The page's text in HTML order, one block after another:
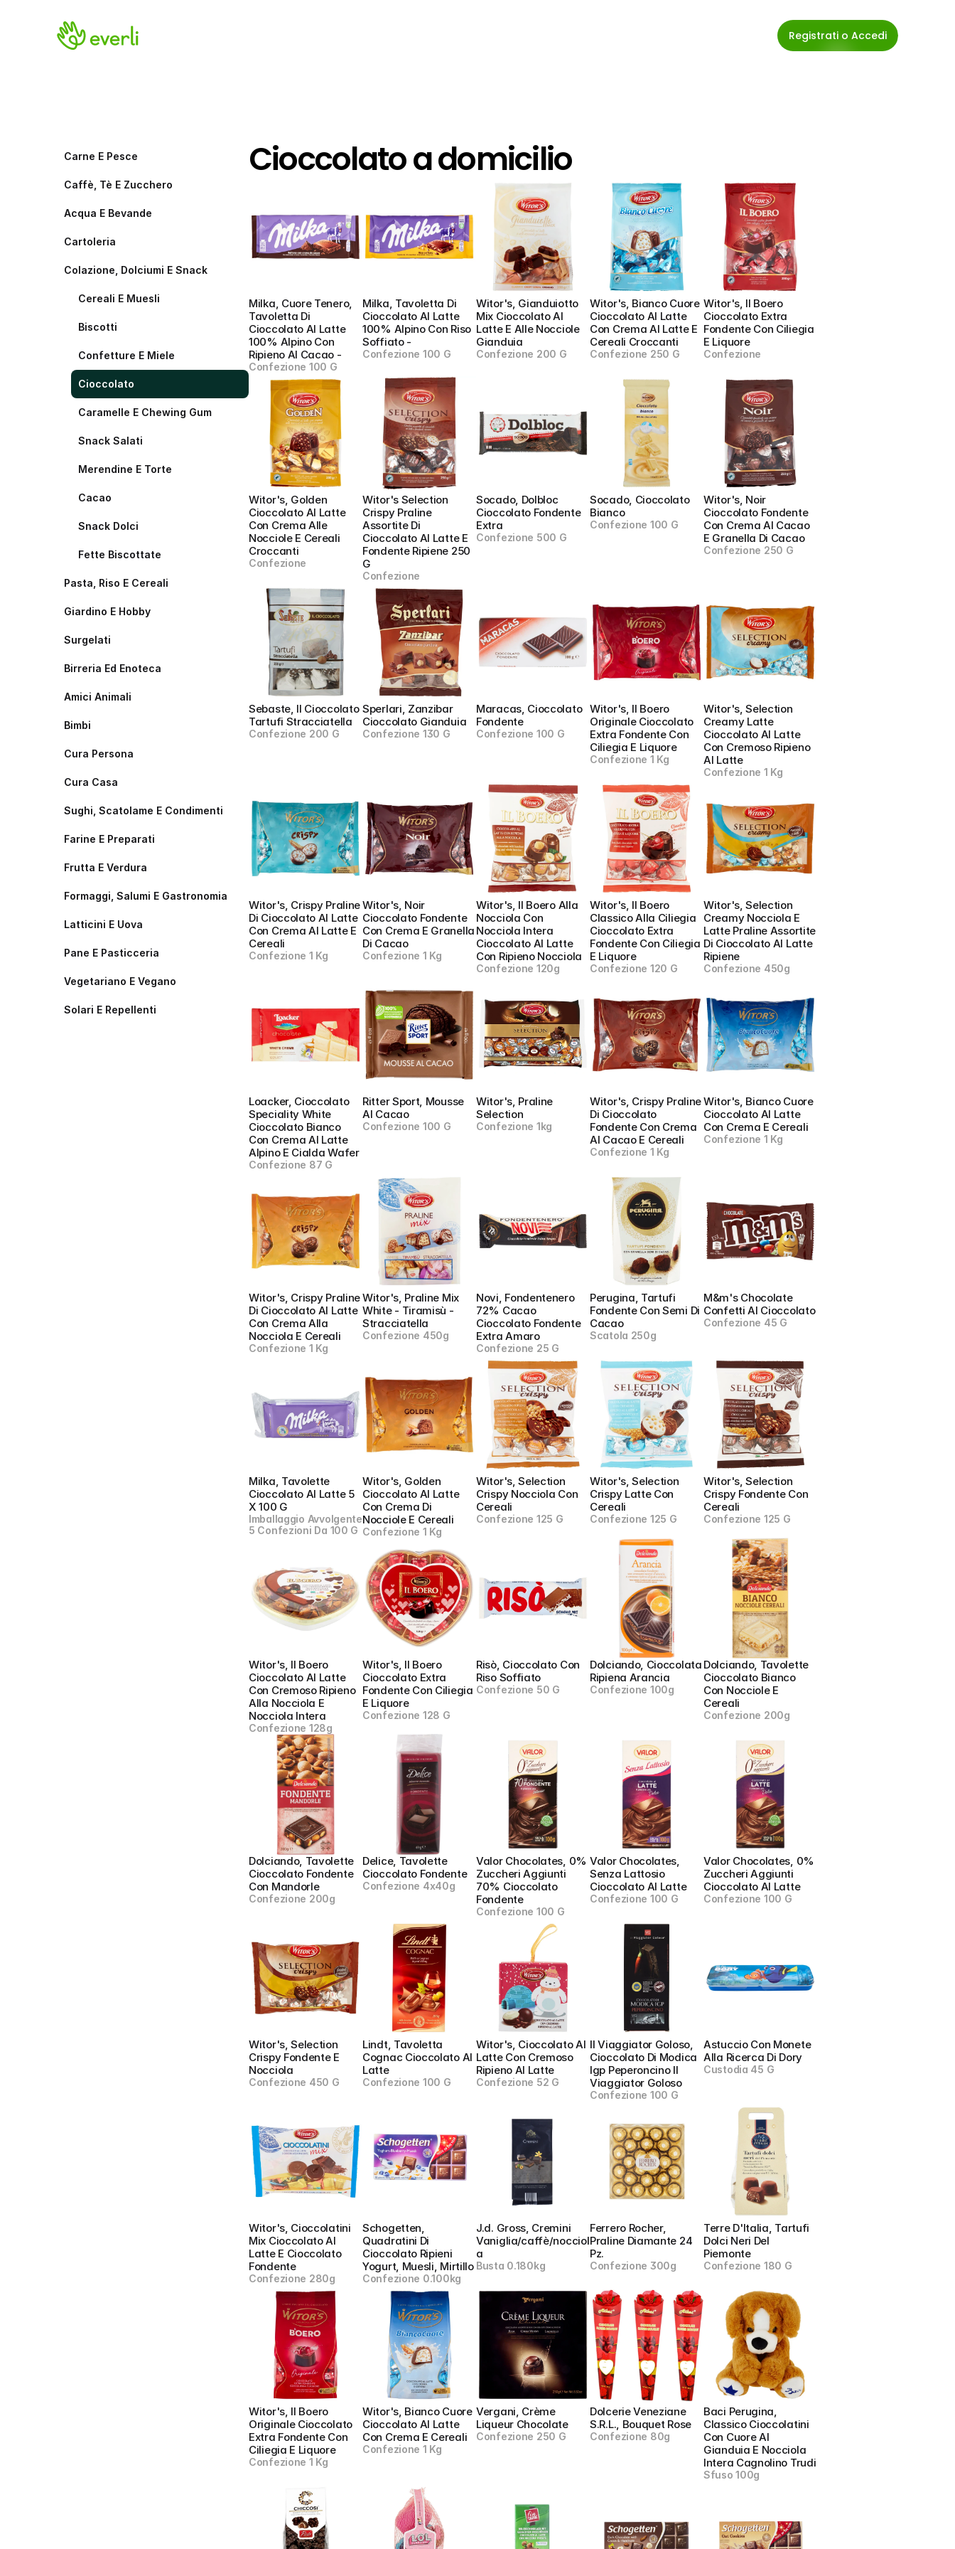
Registrati o Accedi
Carne E Pesce
Caffè, Tè E Zucchero
Acqua E Bevande
Cartoleria
Colazione, Dolciumi E Snack
Cereali E Muesli
Biscotti
Confetture E Miele
Cioccolato
Caramelle E Chewing Gum
Snack Salati
Merendine E Torte
Cacao
Snack Dolci
Fette Biscottate
Pasta, Riso E Cereali
Giardino E Hobby
Surgelati
Birreria Ed Enoteca
Amici Animali
Bimbi
Cura Persona
Cura Casa
Sughi, Scatolame E Condimenti
Farine E Preparati
Frutta E Verdura
Formaggi, Salumi E Gastronomia
Latticini E Uova
Pane E Pasticceria
Vegetariano E Vegano
Solari E Repellenti
Cioccolato a domicilio
Milka, Cuore Tenero,
Tavoletta Di
Cioccolato Al Latte
100% Alpino Con
Ripieno Al Cacao -
Confezione 100 G
Milka, Tavoletta Di
Cioccolato Al Latte
100% Alpino Con Riso
Soffiato -
Confezione 100 G
Witor's, Gianduiotto
Mix Cioccolato Al
Latte E Alle Nocciole
Gianduia
Confezione 200 G
Witor's, Bianco Cuore
Cioccolato Al Latte
Con Crema Al Latte E
Cereali Croccanti
Confezione 250 G
Witor's, Il Boero
Cioccolato Extra
Fondente Con Ciliegia
E Liquore
Confezione
Witor's, Golden
Cioccolato Al Latte
Con Crema Alle
Nocciole E Cereali
Croccanti
Confezione
Witor's Selection
Crispy Praline
Assortite Di
Cioccolato Al Latte E
Fondente Ripiene 250
G
Confezione
Socado, Dolbloc
Cioccolato Fondente
Extra
Confezione 500 G
Socado, Cioccolato
Bianco
Confezione 100 G
Witor's, Noir
Cioccolato Fondente
Con Crema Al Cacao
E Granella Di Cacao
Confezione 250 G
Sebaste, Il Cioccolato
Tartufi Stracciatella
Confezione 200 G
Sperlari, Zanzibar
Cioccolato Gianduia
Confezione 130 G
Maracas, Cioccolato
Fondente
Confezione 100 G
Witor's, Il Boero
Originale Cioccolato
Extra Fondente Con
Ciliegia E Liquore
Confezione 1 Kg
Witor's, Selection
Creamy Latte
Cioccolato Al Latte
Con Cremoso Ripieno
Al Latte
Confezione 1 Kg
Witor's, Crispy Praline
Di Cioccolato Al Latte
Con Crema Al Latte E
Cereali
Confezione 1 Kg
Witor's, Noir
Cioccolato Fondente
Con Crema E Granella
Di Cacao
Confezione 1 Kg
Witor's, Il Boero Alla
Nocciola Con
Nocciola Intera
Cioccolato Al Latte
Con Ripieno Nocciola
Confezione 120g
Witor's, Il Boero
Classico Alla Ciliegia
Cioccolato Extra
Fondente Con Ciliegia
E Liquore
Confezione 120 G
Witor's, Selection
Creamy Nocciola E
Latte Praline Assortite
Di Cioccolato Al Latte
Ripiene
Confezione 450g
Loacker, Cioccolato
Speciality White
Cioccolato Bianco
Con Crema Al Latte
Alpino E Cialda Wafer
Confezione 87 G
Ritter Sport, Mousse
Al Cacao
Confezione 100 G
Witor's, Praline
Selection
Confezione 1kg
Witor's, Crispy Praline
Di Cioccolato
Fondente Con Crema
Al Cacao E Cereali
Confezione 1 Kg
Witor's, Bianco Cuore
Cioccolato Al Latte
Con Crema E Cereali
Confezione 1 Kg
Witor's, Crispy Praline
Di Cioccolato Al Latte
Con Crema Alla
Nocciola E Cereali
Confezione 1 Kg
Witor's, Praline Mix
White - Tiramisù -
Stracciatella
Confezione 450g
Novi, Fondentenero
72% Cacao
Cioccolato Fondente
Extra Amaro
Confezione 25 G
Perugina, Tartufi
Fondente Con Semi Di
Cacao
Scatola 250g
M&m's Chocolate
Confetti Al Cioccolato
Confezione 45 G
Milka, Tavolette
Cioccolato Al Latte 5
X 100 G
Imballaggio Avvolgente
5 Confezioni Da 100 G
Witor's, Golden
Cioccolato Al Latte
Con Crema Di
Nocciole E Cereali
Confezione 1 Kg
Witor's, Selection
Crispy Nocciola Con
Cereali
Confezione 125 G
Witor's, Selection
Crispy Latte Con
Cereali
Confezione 125 G
Witor's, Selection
Crispy Fondente Con
Cereali
Confezione 125 G
Witor's, Il Boero
Cioccolato Al Latte
Con Cremoso Ripieno
Alla Nocciola E
Nocciola Intera
Confezione 128g
Witor's, Il Boero
Cioccolato Extra
Fondente Con Ciliegia
E Liquore
Confezione 128 G
Risò, Cioccolato Con
Riso Soffiato
Confezione 50 G
Dolciando, Cioccolata
Ripiena Arancia
Confezione 100g
Dolciando, Tavolette
Cioccolato Bianco
Con Nocciole E
Cereali
Confezione 200g
Dolciando, Tavolette
Cioccolato Fondente
Con Mandorle
Confezione 200g
Delice, Tavolette
Cioccolato Fondente
Confezione 4x40g
Valor Chocolates, 0%
Zuccheri Aggiunti
70% Cioccolato
Fondente
Confezione 100 G
Valor Chocolates,
Senza Lattosio
Cioccolato Al Latte
Confezione 100 G
Valor Chocolates, 0%
Zuccheri Aggiunti
Cioccolato Al Latte
Confezione 100 G
Witor's, Selection
Crispy Fondente E
Nocciola
Confezione 450 G
Lindt, Tavoletta
Cognac Cioccolato Al
Latte
Confezione 100 G
Witor's, Cioccolato Al
Latte Con Cremoso
Ripieno Al Latte
Confezione 52 G
Il Viaggiator Goloso,
Cioccolato Di Modica
Igp Peperoncino Il
Viaggiator Goloso
Confezione 100 G
Astuccio Con Monete
Alla Ricerca Di Dory
Custodia 45 G
Witor's, Cioccolatini
Mix Cioccolato Al
Latte E Cioccolato
Fondente
Confezione 280g
Schogetten,
Quadratini Di
Cioccolato Ripieni
Yogurt, Muesli, Mirtillo
Confezione 0.100kg
J.d. Gross, Cremini
Vaniglia/caffè/nocciol
a
Busta 0.180kg
Ferrero Rocher,
Praline Diamante 24
Pz.
Confezione 300g
Terre D'Italia, Tartufi
Dolci Neri Del
Piemonte
Confezione 180 G
Witor's, Il Boero
Originale Cioccolato
Extra Fondente Con
Ciliegia E Liquore
Confezione 1 Kg
Witor's, Bianco Cuore
Cioccolato Al Latte
Con Crema E Cereali
Confezione 1 Kg
Vergani, Crème
Liqueur Chocolate
Confezione 250 G
Dolcerie Veneziane
S.R.L., Bouquet Rose
Confezione 80g
Baci Perugina,
Classico Cioccolatini
Con Cuore Al
Gianduia E Nocciola
Intera Cagnolino Trudi
Sfuso 100g